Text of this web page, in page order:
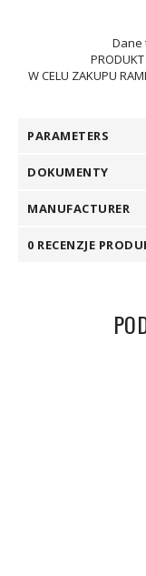
Dane
PRODUKT
W CELU ZAKUPU
PARAMETERS
DOKUMENTY
MANUFACTURER
0 RECENZJE